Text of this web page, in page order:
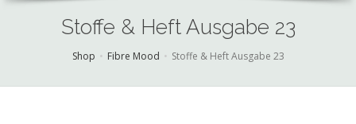
Stoffe & Heft Ausgabe 23
Shop Fibre Mood Stoffe & Heft Ausgabe 23